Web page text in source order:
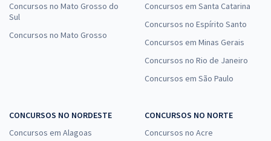
Concursos no Mato Grosso do
Sul
Concursos no Mato Grosso
Concursos em Santa Catarina
Concursos no Espírito Santo
Concursos em Minas Gerais
Concursos no Rio de Janeiro
Concursos em São Paulo
CONCURSOS NO NORDESTE
Concursos em Alagoas
CONCURSOS NO NORTE
Concursos no Acre